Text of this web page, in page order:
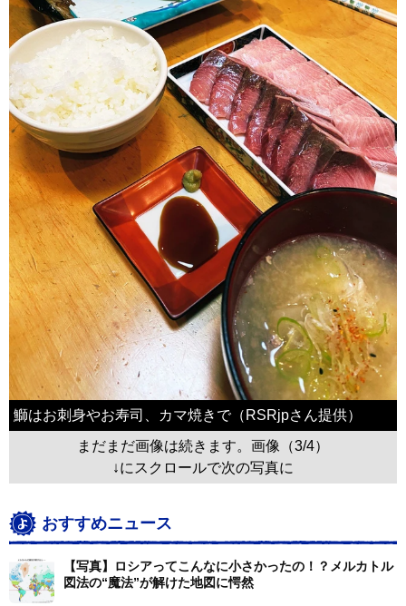
鰤はお刺身やお寿司、カマ焼きで（RSRjpさん提供）
まだまだ画像は続きます。画像（3/4）
↓にスクロールで次の写真に
おすすめニュース
【写真】ロシアってこんなに小さかったの！？メルカトル
図法の“魔法”が解けた地図に愕然